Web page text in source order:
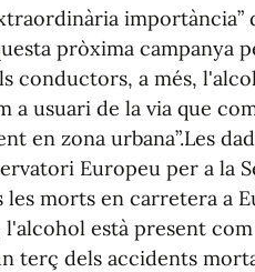
importància”
pròxima campanya
conductors, a més,
a usuari de la via que
en zona urbana”.Les
Europeu per a la
les morts en carretera a
l'alcohol està present
terç dels accidents